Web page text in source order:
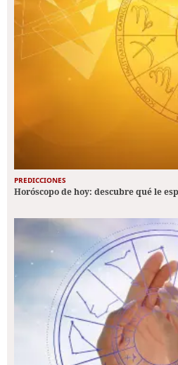
PREDICCIONES
Horóscopo de hoy: descubre qué le